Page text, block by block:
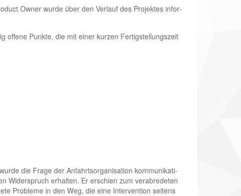
Owner wurde über den Verlauf des Projektes infor­
offene Punkte, die mit einer kurzen Fertigstellungszeit
die Frage der Anfahrtsorganisation kommunikati­
Widerspruch erhalten. Er erschien zum verabredeten
Probleme in den Weg, die eine Intervention seitens